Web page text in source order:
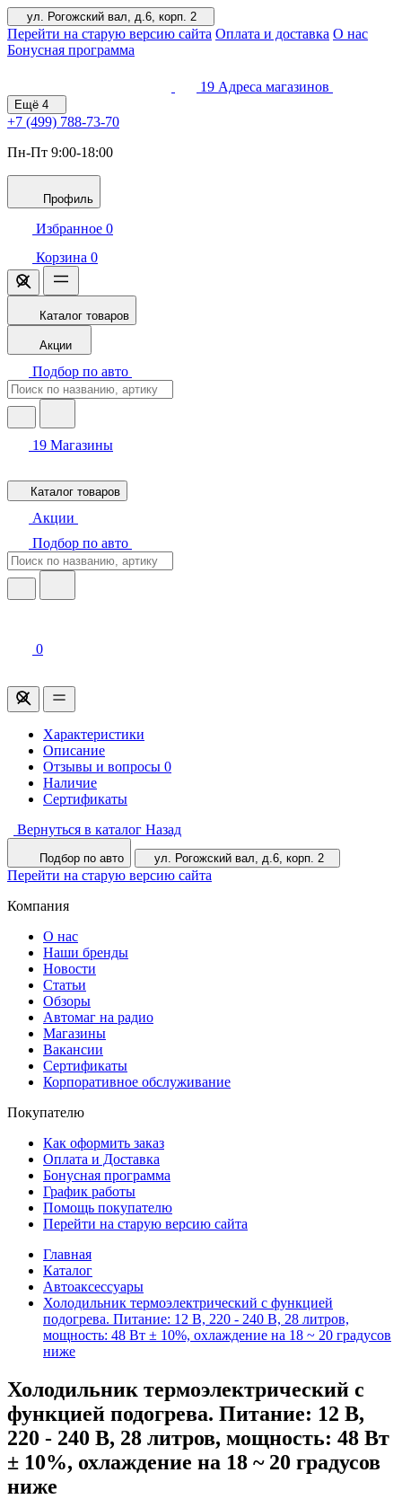
ул. Рогожский вал, д.6, корп. 2
Перейти на старую версию сайта Оплата и доставка О нас
Бонусная программа
19 Адреса магазинов
Ещё 4
+7 (499) 788-73-70
Пн-Пт 9:00-18:00
Профиль
Избранное 0
Корзина 0
Каталог товаров
Акции
Подбор по авто
19 Магазины
Каталог товаров
Акции
Подбор по авто
0
Характеристики
Описание
Отзывы и вопросы 0
Наличие
Сертификаты
Вернуться в каталог Назад
Подбор по авто ул. Рогожский вал, д.6, корп. 2
Перейти на старую версию сайта
Компания
О нас
Наши бренды
Новости
Статьи
Обзоры
Автомаг на радио
Магазины
Вакансии
Сертификаты
Корпоративное обслуживание
Покупателю
Как оформить заказ
Оплата и Доставка
Бонусная программа
График работы
Помощь покупателю
Перейти на старую версию сайта
Главная
Каталог
Автоаксессуары
Холодильник термоэлектрический с функцией
подогрева. Питание: 12 В, 220 - 240 В, 28 литров,
мощность: 48 Вт ± 10%, охлаждение на 18 ~ 20 градусов
ниже
Холодильник термоэлектрический с
функцией подогрева. Питание: 12 В,
220 - 240 В, 28 литров, мощность: 48 Вт
± 10%, охлаждение на 18 ~ 20 градусов
ниже